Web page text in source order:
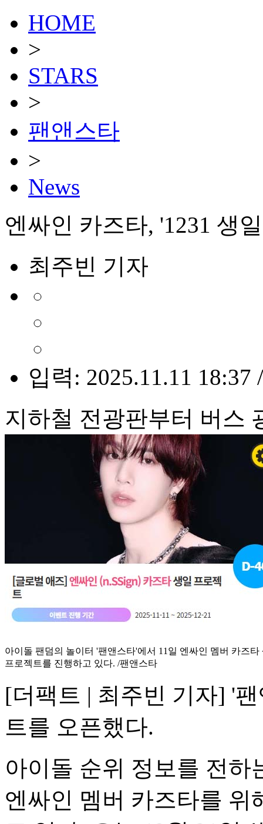
HOME
>
STARS
>
팬앤스타
>
News
엔싸인 카즈타, '1231 생
최주빈 기자
입력: 2025.11.11 18:37
지하철 전광판부터 버스
아이돌 팬덤의 놀이터 '팬앤스타'에서 11일 엔싸인 멤버 카즈타
프로젝트를 진행하고 있다. /팬앤스타
[더팩트 | 최주빈 기자] '
트를 오픈했다.
아이돌 순위 정보를 전하
엔싸인 멤버 카즈타를 위